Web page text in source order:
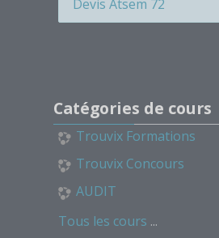
Étiquette
Étiquette
Étiquette
Étiquette
Étiquette
Devis Atsem 72
Catégories de cours
Trouvix Formations
Trouvix Concours
AUDIT
Tous les cours ...